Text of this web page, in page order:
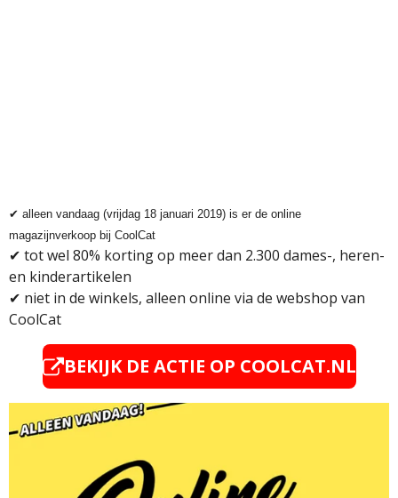
✔ alleen vandaag (vrijdag 18 januari 2019) is er de online
magazijnverkoop bij CoolCat
✔ tot wel 80% korting op meer dan 2.300 dames-, heren-
en kinderartikelen
✔ niet in de winkels, alleen online via de webshop van
CoolCat
BEKIJK DE ACTIE OP COOLCAT.NL